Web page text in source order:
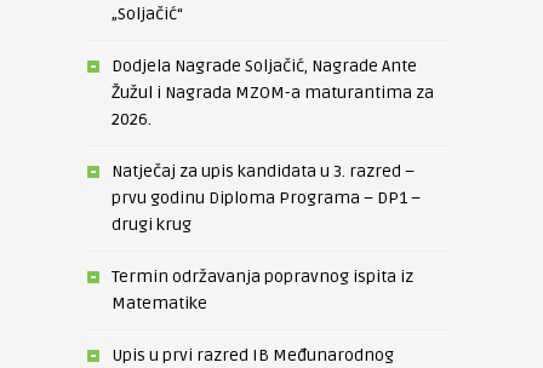
„Soljačić“
Dodjela Nagrade Soljačić, Nagrade Ante
Žužul i Nagrada MZOM-a maturantima za
2026.
Natječaj za upis kandidata u 3. razred –
prvu godinu Diploma Programa – DP1 –
drugi krug
Termin održavanja popravnog ispita iz
Matematike
Upis u prvi razred IB Međunarodnog